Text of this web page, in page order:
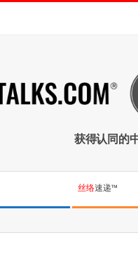
获得认同的
丝络速递™